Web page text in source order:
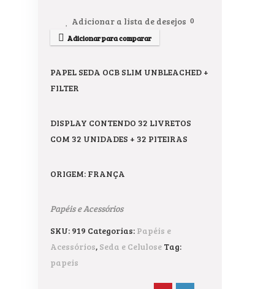
Adicionar a lista de desejos 0
Adicionar para comparar
PAPEL SEDA OCB SLIM UNBLEACHED +
FILTER
DISPLAY CONTENDO 32 LIVRETOS
COM 32 UNIDADES + 32 PITEIRAS
ORIGEM: FRANÇA
Papéis e Acessórios
SKU: 919 Categorias: Papéis e
Acessórios, Seda e Celulose Tag:
papeis